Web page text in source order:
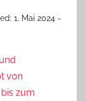
1. Mai 2024 -
von
zum